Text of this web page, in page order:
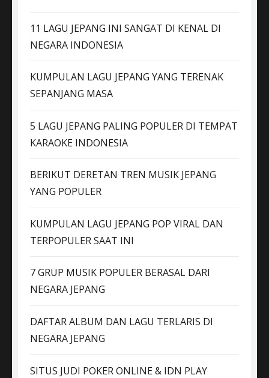
11 LAGU JEPANG INI SANGAT DI KENAL DI
NEGARA INDONESIA
KUMPULAN LAGU JEPANG YANG TERENAK
SEPANJANG MASA
5 LAGU JEPANG PALING POPULER DI TEMPAT
KARAOKE INDONESIA
BERIKUT DERETAN TREN MUSIK JEPANG
YANG POPULER
KUMPULAN LAGU JEPANG POP VIRAL DAN
TERPOPULER SAAT INI
7 GRUP MUSIK POPULER BERASAL DARI
NEGARA JEPANG
DAFTAR ALBUM DAN LAGU TERLARIS DI
NEGARA JEPANG
SITUS JUDI POKER ONLINE & IDN PLAY